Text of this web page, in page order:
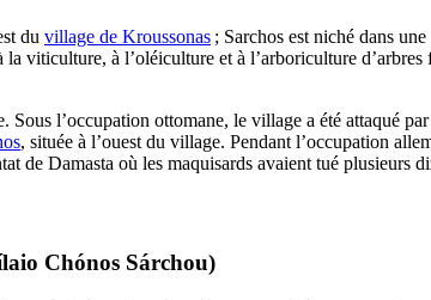
du village de Kroussonas ; Sarchos est niché dans
viticulture, à l’oléiculture et à l’arboriculture
Sous l’occupation ottomane, le village a été attaqué
, située à l’ouest du village. Pendant l’occupation
de Damasta où les maquisards avaient tué plusieurs
Chónos Sárchou)